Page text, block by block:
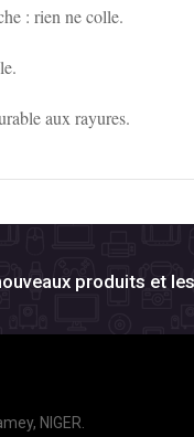
: rien ne colle.
aux rayures.
produits et
NIGER.